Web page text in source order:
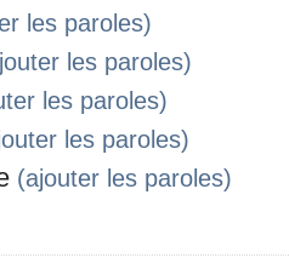
les paroles)
les paroles)
les paroles)
les paroles)
(ajouter les paroles)